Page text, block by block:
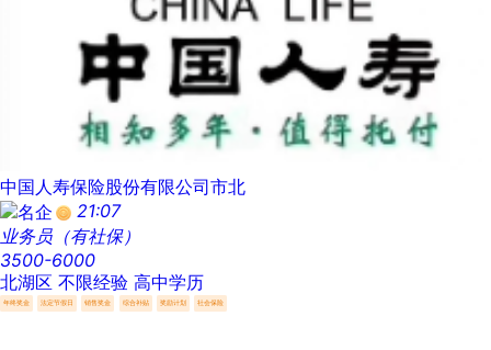
中国人寿保险股份有限公司市北
21:07
业务员（有社保）
3500-6000
北湖区 不限经验 高中学历
年终奖金 法定节假日 销售奖金 综合补贴 奖励计划 社会保险